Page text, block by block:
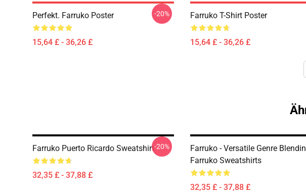
Perfekt. Farruko Poster
15,64 £ - 36,26 £
-20% Farruko T-Shirt Poster
15,64 £ - 36,26 £
Farruko Puerto Ricardo Sweatshirt
32,35 £ - 37,88 £
-20%
Farruko - Versatile Genre
Farruko Sweatshirts
32,35 £ - 37,88 £